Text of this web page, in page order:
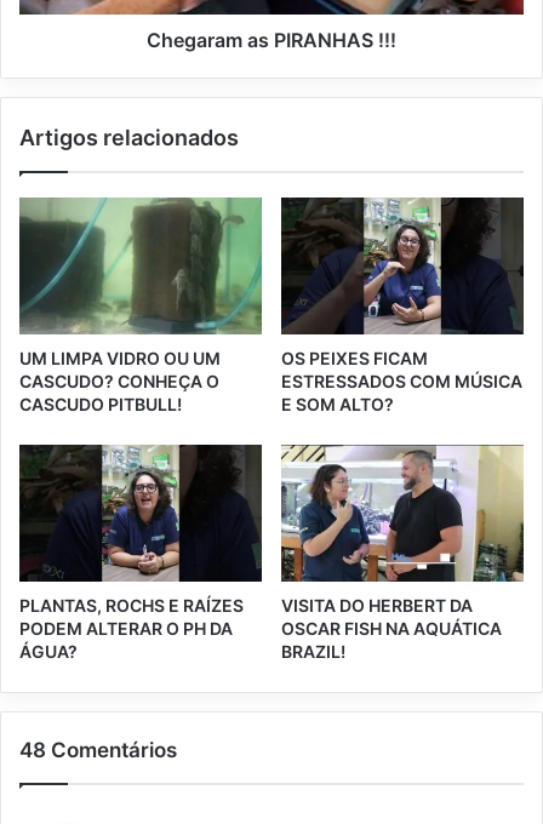
Chegaram as PIRANHAS !!!
Artigos relacionados
UM LIMPA VIDRO OU UM
CASCUDO? CONHEÇA O
CASCUDO PITBULL!
OS PEIXES FICAM
ESTRESSADOS COM MÚSICA
E SOM ALTO?
PLANTAS, ROCHS E RAÍZES
PODEM ALTERAR O PH DA
ÁGUA?
VISITA DO HERBERT DA
OSCAR FISH NA AQUÁTICA
BRAZIL!
48 Comentários